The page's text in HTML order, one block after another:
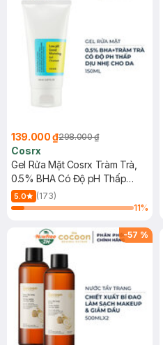
139.000 ₫298.000 ₫
Cosrx
Gel Rửa Mặt Cosrx Tràm Trà,
0.5% BHA Có Độ pH Thấp
150ml
5.0
(173)
11%
-57 %